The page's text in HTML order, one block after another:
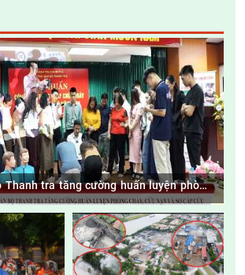
Thanh tra tăng cường huấn luyện phòng
sơ cấp cứu